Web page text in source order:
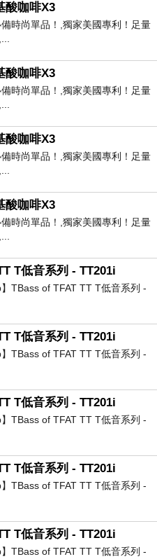
酸咖啡X3
時尚單品！,獨家美國專利！足量
酸咖啡X3
時尚單品！,獨家美國專利！足量
酸咖啡X3
時尚單品！,獨家美國專利！足量
酸咖啡X3
時尚單品！,獨家美國專利！足量
T低音系列 - TT201i
TBass of TFAT TT T低音系列 -
T低音系列 - TT201i
TBass of TFAT TT T低音系列 -
T低音系列 - TT201i
TBass of TFAT TT T低音系列 -
T低音系列 - TT201i
TBass of TFAT TT T低音系列 -
T低音系列 - TT201i
TBass of TFAT TT T低音系列 -